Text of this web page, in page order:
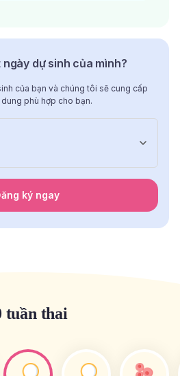
ngày dự sinh của mình?
của bạn và chúng tôi sẽ cung cấp
dung phù hợp cho bạn.
ký ngay
tuần thai